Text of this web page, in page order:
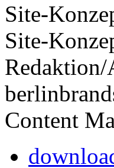
Site-
Site-
Content